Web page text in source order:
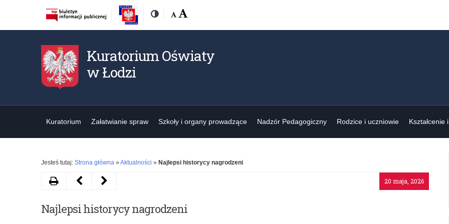
KontrastRozmiar
Domyślna
Wielka
Kuratorium Oświaty
w Łodzi
Kuratorium Załatwianie spraw Szkoły i organy prowadzące Nadzór Pedagogiczny Rodzice i uczniowie Kształcenie
Jesteś tutaj: Strona główna » Aktualności » Najlepsi historycy nagrodzeni
20 maja, 2026
Najlepsi historycy nagrodzeni
DrukujNastępny
Konkurs
Poprzedni
Bez